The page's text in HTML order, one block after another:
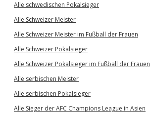
Alle schwedischen Pokalsieger
Alle Schweizer Meister
Alle Schweizer Meister im Fußball der Frauen
Alle Schweizer Pokalsieger
Alle Schweizer Pokalsieger im Fußball der Frauen
Alle serbischen Meister
Alle serbischen Pokalsieger
Alle Sieger der AFC Champions League in Asien